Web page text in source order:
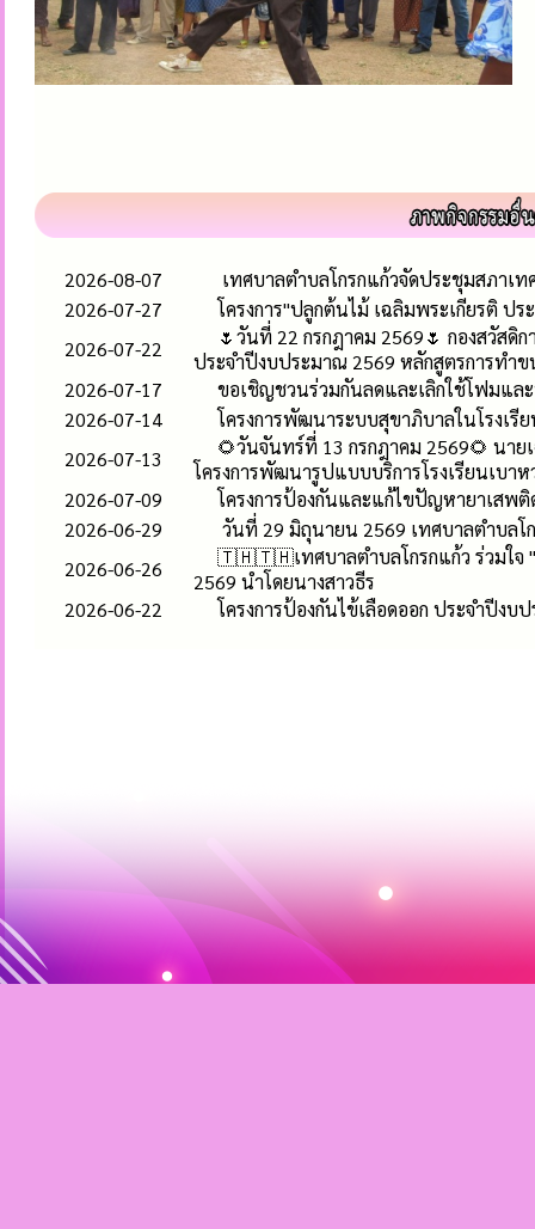
2026-08-07
เทศบาลตำบลโกรกแก้วจัดประชุมสภาเ
2026-07-27
โครงการ"ปลูกต้นไม้ เฉลิมพระเกียรติ ป
2026-07-22
🌷วันที่ 22 กรกฎาคม 2569🌷 กองสวัสดิ
ประจำปีงบประมาณ 2569 หลักสูตรการทำ
2026-07-17
ขอเชิญชวนร่วมกันลดและเลิกใช้โฟมแล
2026-07-14
โครงการพัฒนาระบบสุขาภิบาลในโรงเ
2026-07-13
🌻วันจันทร์ที่ 13 กรกฎาคม 2569🌻 นา
โครงการพัฒนารูปแบบบริการโรงเรียนเบา
2026-07-09
โครงการป้องกันและแก้ไขปัญหายาเส
2026-06-29
วันที่ 29 มิถุนายน 2569 เทศบาลตำบล
2026-06-26
🇹🇭🇹🇭เทศบาลตำบลโกรกแก้ว ร่วมใจ "
2569 นำโดยนางสาวธีร
2026-06-22
โครงการป้องกันไข้เลือดออก ประจำปีงบ